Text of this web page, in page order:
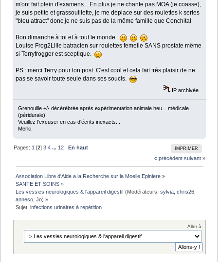
m'ont fait plein d'examens... En plus je ne chante pas MOA (je coasse),
je suis petite et grassouillette, je me déplace sur des roulettes k series
"bleu attract" donc je ne suis pas de la même famille que Conchita!
Bon dimanche à toi et à tout le monde.
Louise Frog2Lille batracien sur roulettes femelle SANS prostate même
si Terryfrogger est sceptique.
PS : merci Terry pour ton post. C'est cool et cela fait très plaisir de ne
pas se savoir toute seule dans ses soucis.
IP archivée
Grenouille +/- décérébrée après expérimentation animale heu... médicale
(péridurale).
Veuillez l'excuser en cas d'écrits inexacts...
Merki.
IMPRIMER
Pages: 1 [2]3 4 ... 12
En haut
« précédent suivant »
Association Libre d'Aide a la Recherche sur la Moelle Epiniere »
SANTE ET SOINS »
Les vessies neurologiques & l'appareil digestif (Modérateurs:sylvia ,chris26
anneso ,Jo) »
Sujet:infections urinaires à repétition
Aller à: